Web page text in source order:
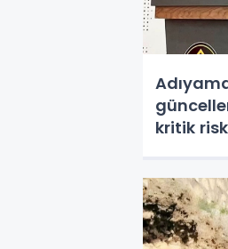
kritik